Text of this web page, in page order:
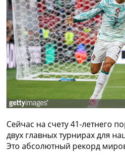
Главная
Новости футбола
Видео
Трансферы
Новости футбола
Последние
Конкурс прогнозов
Логин
Рейтинги
Правила
Турниры
Чемпионат Мира
Украина. Премьер-
Сейчас на счету 41-летнего
двух главных турнирах для
Это абсолютный рекорд